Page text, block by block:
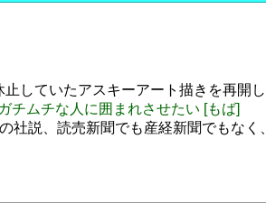
していたアスキーアート描きを再開
チムチな人に囲まれさせたい [もば]
社説、読売新聞でも産経新聞でもな